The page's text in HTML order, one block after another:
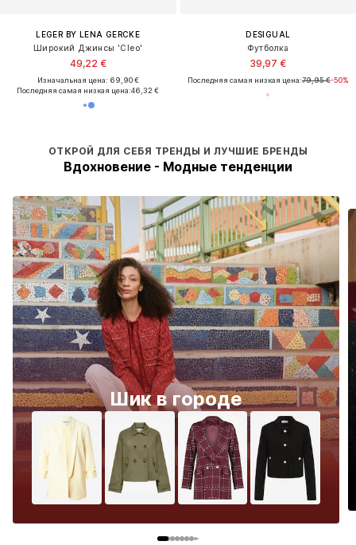
LEGER BY LENA GERCKE
Широкий Джинсы 'Cleo'
49,22 €
Изначальная цена: 69,90 €
Последняя самая низкая цена:46,32 €
DESIGUAL
Футболка
39,97 €
Последняя самая низкая цена:79,95 €-50%
ОТКРОЙ ДЛЯ СЕБЯ ТРЕНДЫ И ЛУЧШИЕ БРЕНДЫ
Вдохновение - Модные тенденции
Шик в городе